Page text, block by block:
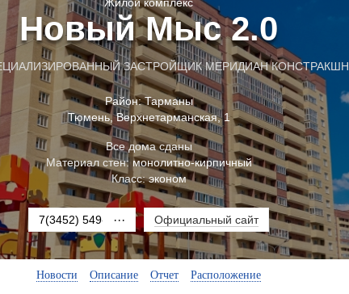
Новый Мыс 2.0
ЗАСТРОЙЩИК МЕРИДИАН КОНСТРАКШН
Район:Тарманы
Тюмень,Верхнетарманская, 1
Все дома сданы
Материал стен:монолитно-кирпичный
Класс: эконом
7(3452) 549-187
··· Официальный сайт
Новости Описание Отчет Расположение